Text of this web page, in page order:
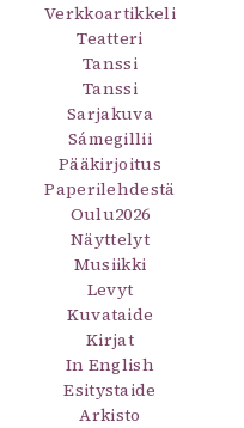
Verkkoartikkeli
Teatteri
Tanssi
Tanssi
Sarjakuva
Sámegillii
Pääkirjoitus
Paperilehdestä
Oulu2026
Näyttelyt
Musiikki
Levyt
Kuvataide
Kirjat
In English
Esitystaide
Arkisto